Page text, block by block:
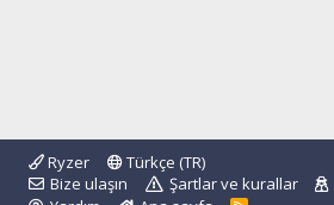
Ryzer
Türkçe (TR)
Bize ulaşın
Şartlar ve kurallar